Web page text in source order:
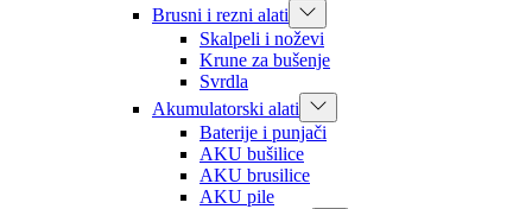
Brusni i rezni alati
Skalpeli i noževi
Krune za bušenje
Svrdla
Akumulatorski alati
Baterije i punjači
AKU bušilice
AKU brusilice
AKU pile